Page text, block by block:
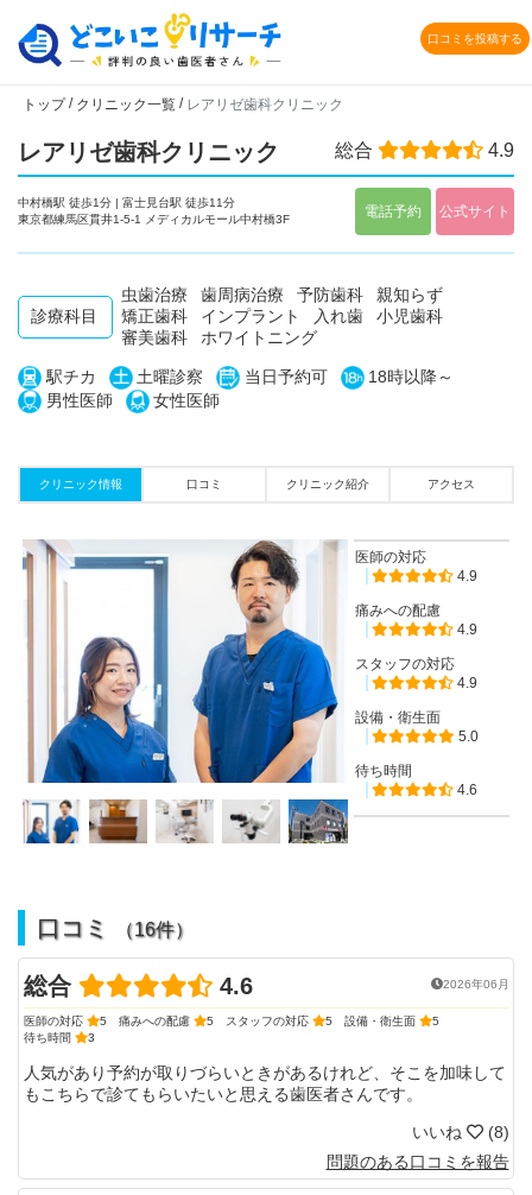
口コミを投稿する
トップ/ クリニック一覧 / レアリゼ歯科クリニック
レアリゼ歯科クリニック 総合 4.9
中村橋駅 徒歩1分 | 富士見台駅 徒歩11分
東京都練馬区貫井1-5-1 メディカルモール中村橋3F
電話予約 公式サイト
診療科目
虫歯治療 歯周病治療 予防歯科
親知らず
矯正歯科
インプラント 入れ歯
小児歯科
審美歯科
ホワイトニング
駅チカ 土曜診察 当日予約可
18時以降～
男性医師
女性医師
クリニック情報 口コミ クリニック紹介 アクセス
医師の対応
4.9
痛みへの配慮
4.9
スタッフの対応
4.9
設備・衛生面
5.0
待ち時間
4.6
口コミ （16件）
総合 4.6 2026年06月
医師の対応 5 痛みへの配慮 5 スタッフの対応 5 設備・衛生面
5
待ち時間
3
人気があり予約が取りづらいときがあるけれど、そこを加味して
もこちらで診てもらいたいと思える歯医者さんです。
いいね
(8)
問題のある口コミを報告